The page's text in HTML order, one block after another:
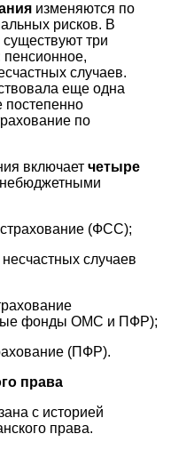
изменяются по
рисков. В
три
пенсионное,
случаев.
еще одна
постепенно
по
включает четыре
страхование (ФСС);
случаев
фонды ОМС и ПФР);
(ПФР).
права
с историей
права.